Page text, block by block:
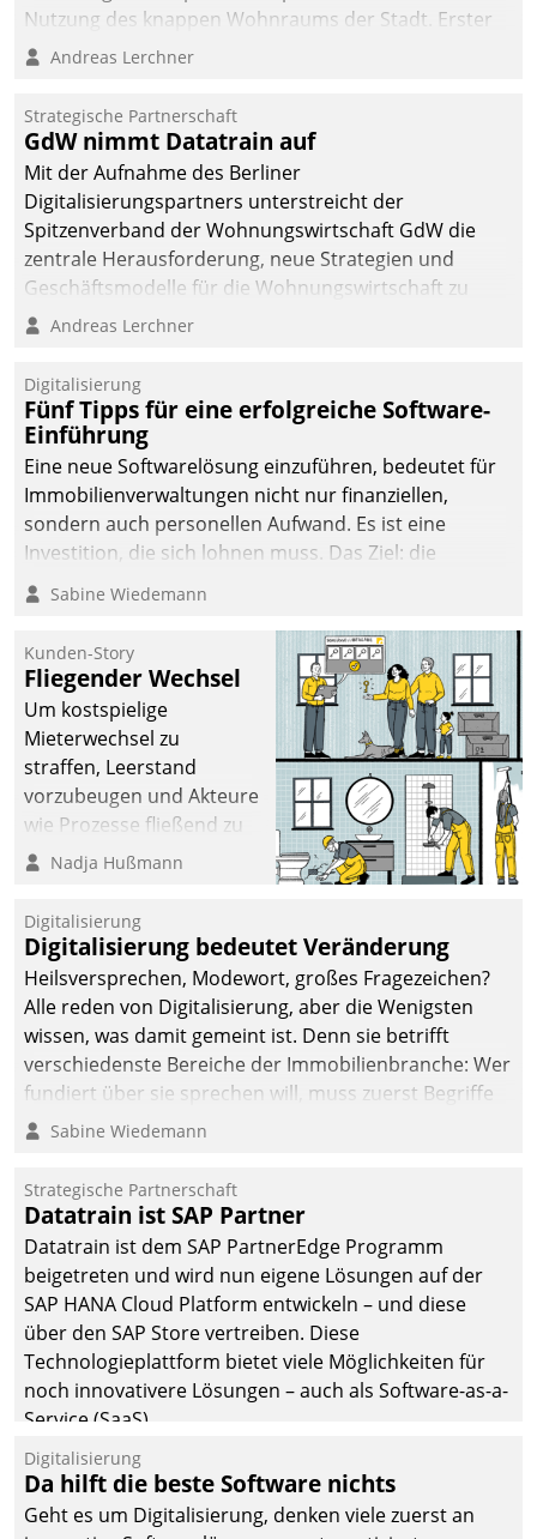
Nutzung des knappen Wohnraums der Stadt. Erster
Anwendungsfall für Datatrains Lösung API-Hub mit
Unternehmen.
Andreas Lerchner
Strategische Partnerschaft
GdW nimmt Datatrain auf
Mit der Aufnahme des Berliner
Digitalisierungspartners unterstreicht der
Spitzenverband der Wohnungswirtschaft GdW die
zentrale Herausforderung, neue Strategien und
Geschäftsmodelle für die Wohnungswirtschaft zu
entwickeln.
Andreas Lerchner
Digitalisierung
Fünf Tipps für eine erfolgreiche Software-
Einführung
Eine neue Softwarelösung einzuführen, bedeutet für
Immobilienverwaltungen nicht nur finanziellen,
sondern auch personellen Aufwand. Es ist eine
Investition, die sich lohnen muss. Das Ziel: die
nachhaltige Optimierung der Geschäftsabläufe. Damit
dieses Ziel erreicht wird, sollten einige Grundregeln
Sabine Wiedemann
Kunden-Story
Fliegender Wechsel
Um kostspielige
Mieterwechsel zu
straffen, Leerstand
vorzubeugen und Akteure
wie Prozesse fließend zu
vernetzen, nutzt die
Jahresbeginn eine
Überblick, Einsicht und
Eingriff bietende Lösung.
Zur Entwicklung setzte
man auf
Cloudtechnologie,
bewährte und Startup-
agile Projektmethoden.
Nadja Hußmann
Digitalisierung
Digitalisierung bedeutet Veränderung
Heilsversprechen, Modewort, großes Fragezeichen?
Alle reden von Digitalisierung, aber die Wenigsten
wissen, was damit gemeint ist. Denn sie betrifft
verschiedenste Bereiche der Immobilienbranche: Wer
fundiert über sie sprechen will, muss zuerst Begriffe
klären. Ein Aspekt ist die betriebliche Optimierung:
Einsparungen durch optimierte und automatisierte
Prozesse. Doch man darf nicht zu viel erwarten: Allein
mit der Einführung einer neuen Software ist es nicht
getan. Die Digitalisierung erfordert von Unternehmen
die Bereitschaft, sich zu überprüfen, zu hinterfragen
und zu verändern.
Sabine Wiedemann
Strategische Partnerschaft
Datatrain ist SAP Partner
Datatrain ist dem SAP PartnerEdge Programm
beigetreten und wird nun eigene Lösungen auf der
SAP HANA Cloud Platform entwickeln – und diese
über den SAP Store vertreiben. Diese
Technologieplattform bietet viele Möglichkeiten für
noch innovativere Lösungen – auch als Software-as-a-
Service (SaaS).
Digitalisierung
Da hilft die beste Software nichts
Geht es um Digitalisierung, denken viele zuerst an